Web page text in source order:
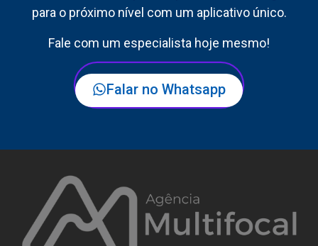
para o próximo nível com um aplicativo único.
Fale com um especialista hoje mesmo!
Falar no Whatsapp